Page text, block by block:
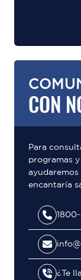
CON
Para
programas
encantaría
¿Te